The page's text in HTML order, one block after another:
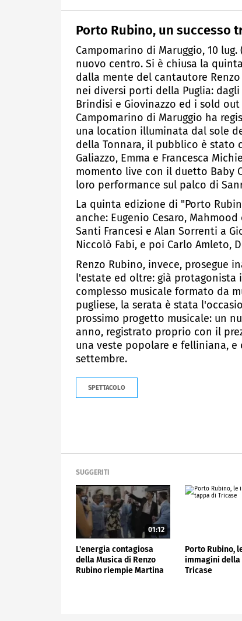
Porto Rubino, un successo
Campomarino di Maruggio, 10
nuovo centro. Si è chiusa la
dalla mente del cantautore
nei diversi porti della Puglia:
Brindisi e Giovinazzo ed i sold
Campomarino di Maruggio ha
una location illuminata dal sole
della Tonnara, il pubblico è stato
Galiazzo, Emma e Francesca
momento live con il duetto Baby
loro performance sul palco di
La quinta edizione di "Porto
anche: Eugenio Cesaro,
Santi Francesi e Alan Sorrenti a
Niccolò Fabi, e poi Carlo Amleto,
Renzo Rubino, invece, prosegue
l'estate ed oltre: già protagonista
complesso musicale formato da
pugliese, la serata è stata
prossimo progetto musicale: un
anno, registrato proprio con il
una veste popolare e felliniana,
settembre.
SPETTACOLO
SUGGERITI
01:12
L'energia contagiosa
della Musica di Renzo
Rubino riempie Martina
Porto Rubino,
immagini della
Tricase